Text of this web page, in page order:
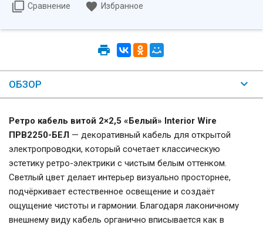
Сравнение Избранное
ОБЗОР
Ретро кабель витой 2×2,5 «Белый» Interior Wire
ПРВ2250-БЕЛ — декоративный кабель для открытой
электропроводки, который сочетает классическую
эстетику ретро-электрики с чистым белым оттенком.
Светлый цвет делает интерьер визуально просторнее,
подчёркивает естественное освещение и создаёт
ощущение чистоты и гармонии. Благодаря лаконичному
внешнему виду кабель органично вписывается как в